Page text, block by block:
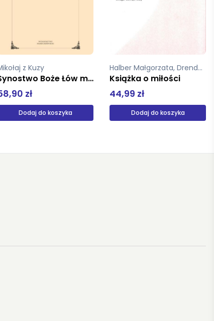
o miłości
zł
Dodaj do koszyka
Bachtin Michaił M
69,00 zł
Dodaj do koszyka